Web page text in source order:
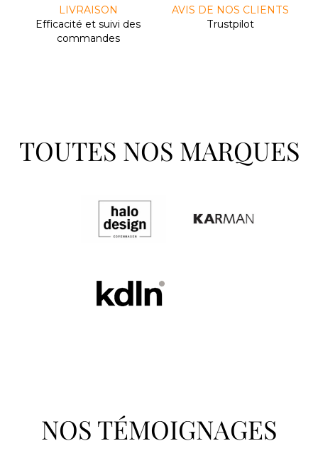
LIVRAISON
Efﬁcacité et suivi des
commandes
AVIS DE NOS CLIENTS
Trustpilot
TOUTES NOS MARQUES
NOS TÉMOIGNAGES